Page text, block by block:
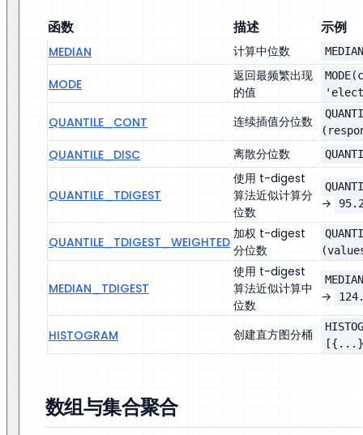
函数 描述 示例
MEDIAN 计算中位数
MODE
返回最频繁出现
的值
QUANTILE_CONT 连续插值分位数
QUANTILE_DISC 离散分位数
QUANTILE_TDIGEST
使用 t-digest
算法近似计算分
位数
→
QUANTILE_TDIGEST_WEIGHTED
加权 t-digest
分位数
MEDIAN_TDIGEST
使用 t-digest
算法近似计算中
位数
→
HISTOGRAM 创建直方图分桶
数组与集合聚合